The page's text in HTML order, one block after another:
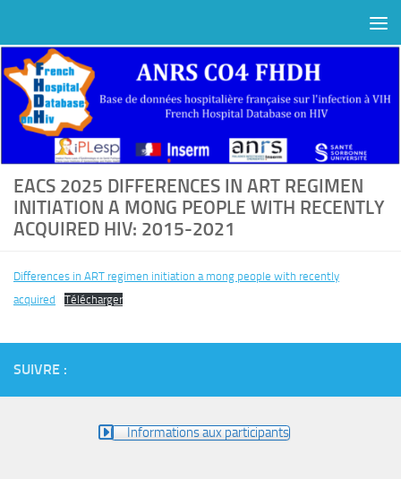
EACS 2025 DIFFERENCES IN ART REGIMEN
INITIATION A MONG PEOPLE WITH RECENTLY
ACQUIRED HIV: 2015-2021
Differences in ART regimen initiation a mong people with recently
acquired
Télécharger
SUIVRE :
Informations aux participants